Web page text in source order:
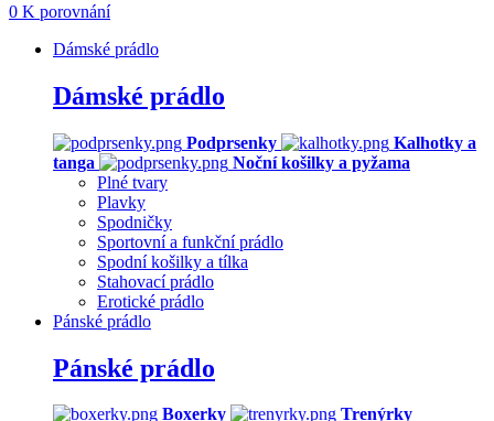
0 K porovnání
Dámské prádlo
Dámské prádlo
Podprsenky
Kalhotky a
tanga
Noční košilky a pyžama
Plné tvary
Plavky
Spodničky
Sportovní a funkční prádlo
Spodní košilky a tílka
Stahovací prádlo
Erotické prádlo
Pánské prádlo
Pánské prádlo
Boxerky
Trenýrky